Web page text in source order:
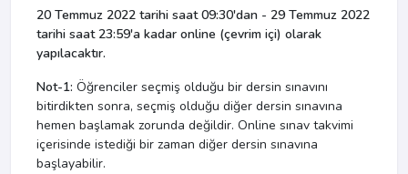
20 Temmuz 2022 tarihi saat 09:30'dan - 29 Temmuz 2022
tarihi saat 23:59'a kadar online (çevrim içi) olarak
yapılacaktır.
Not-1: Öğrenciler seçmiş olduğu bir dersin sınavını
bitirdikten sonra, seçmiş olduğu diğer dersin sınavına
hemen başlamak zorunda değildir. Online sınav takvimi
içerisinde istediği bir zaman diğer dersin sınavına
başlayabilir.